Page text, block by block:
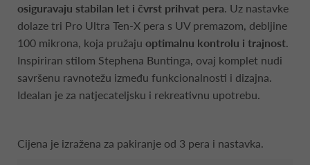
osiguravaju stabilan let i čvrst prihvat pera. Uz nastavke
dolaze tri Pro Ultra Ten-X pera s UV premazom, debljine
100 mikrona, koja pružaju optimalnu kontrolu i trajnost.
Inspiriran stilom Stephena Buntinga, ovaj komplet nudi
savršenu ravnotežu između funkcionalnosti i dizajna.
Idealan je za natjecateljsku i rekreativnu upotrebu.
Cijena je izražena za pakiranje od 3 pera i nastavka.